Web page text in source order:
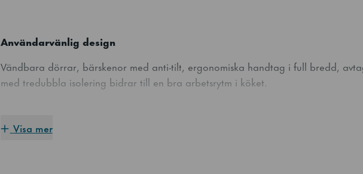
Användarvänlig design
Vändbara dörrar, bärskenor med anti-tilt, ergonomiska handtag i full bredd,
med tredubbla isolering bidrar till en bra arbetsrytm i köket.
Underhåll och service
Visa mer